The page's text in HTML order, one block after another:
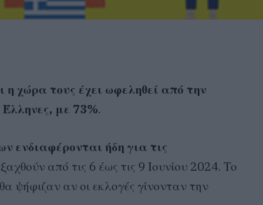
η χώρα τους έχει ωφεληθεί από την
Έλληνες, με 73%.
ενδιαφέρονται ήδη για τις
από τις 6 έως τις 9 Ιουνίου 2024. Το
ψήφιζαν αν οι εκλογές γίνονταν την